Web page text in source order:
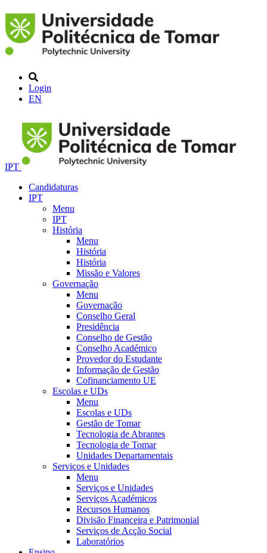
Login
EN
IPT
Candidaturas
IPT
Menu
IPT
História
Menu
História
História
Missão e Valores
Governação
Menu
Governação
Conselho Geral
Presidência
Conselho de Gestão
Conselho Académico
Provedor do Estudante
Informação de Gestão
Cofinanciamento UE
Escolas e UDs
Menu
Escolas e UDs
Gestão de Tomar
Tecnologia de Abrantes
Tecnologia de Tomar
Unidades Departamentais
Serviços e Unidades
Menu
Serviços e Unidades
Serviços Académicos
Recursos Humanos
Divisão Financeira e Patrimonial
Serviços de Acção Social
Laboratórios